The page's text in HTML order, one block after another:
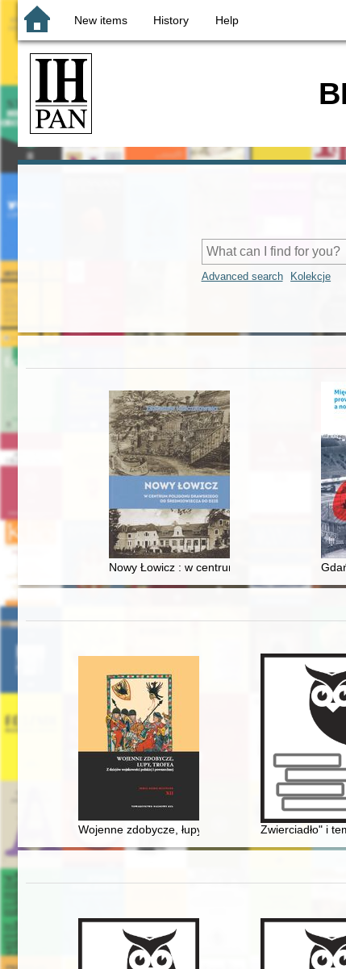
New items History Help
Advanced search Kolekcje
Nowy Łowicz : w centrum poligonu
Wojenne zdobycze, łupy, trofea : z dziejówZwierciadło" i